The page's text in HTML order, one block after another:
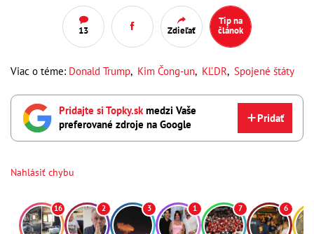
13 Zdieľať
Tip na
článok
Viac o téme: Donald Trump, Kim Čong-un, KĽDR, Spojené štáty
Pridajte si Topky.skmedzi Vaše
preferované zdroje na Google
Pridať
Nahlásiť chybu
16 2 3 1 7 6